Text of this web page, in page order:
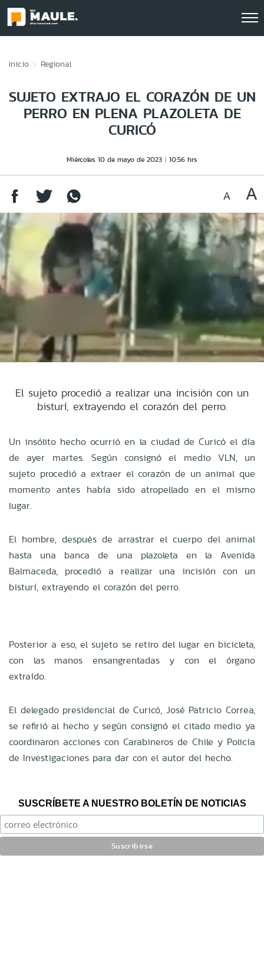
Inicio Regional
SUJETO EXTRAJO EL CORAZÓN DE UN
PERRO EN PLENA PLAZOLETA DE
CURICÓ
Miércoles 10 de mayo de 2023 10:56 hrs
El sujeto procedió a realizar una incisión con un
bisturí, extrayendo el corazón del perro.
Un insólito hecho ocurrió en la ciudad de Curicó el día
de ayer martes. Según consignó el medio VLN, un
sujeto procedió a extraer el corazón de un animal que
momento antes había sido atropellado en el mismo
lugar.
El hombre, después de arrastrar el cuerpo del animal
hasta una banca de una plazoleta en la Avenida
Balmaceda, procedió a realizar una incisión con un
bisturí, extrayendo el corazón del perro.
Posterior a eso, el sujeto se retiro del lugar en bicicleta,
con las manos ensangrentadas y con el órgano
extraído.
El delegado presidencial de Curicó, José Patricio Correa,
se refirió al hecho y según consignó el citado medio ya
coordinaron acciones con Carabineros de Chile y Policía
de Investigaciones para dar con el autor del hecho.
SUSCRÍBETE A NUESTRO BOLETÍN DE NOTICIAS